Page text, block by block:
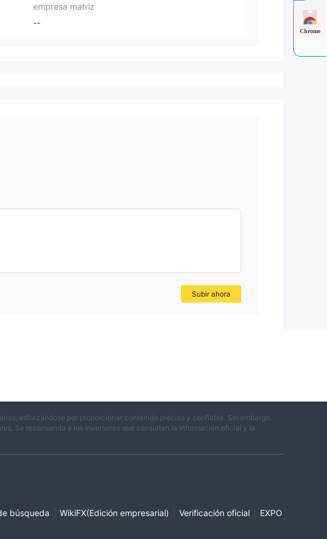
empresa matriz
--
Subir ahora
Chrome
esforzándose por proporcionar contenido preciso y confiable. Sin embargo,
Se recomienda a los inversores que consulten la información oficial y la
búsqueda WikiFX(Edición empresarial) Verificación oficial
EXPO